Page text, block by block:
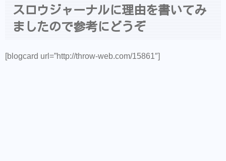
スロウジャーナルに理由を書いてみ
ましたので参考にどうぞ
[blogcard url=”http://throw-web.com/15861″]